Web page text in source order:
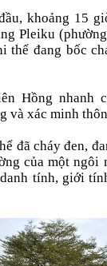
khoảng 15
Pleiku
thể đang bốc
Hồng nhanh
và xác minh
đã cháy đen,
của một ngôi
tính, giới